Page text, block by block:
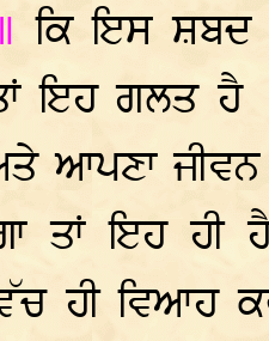
ਕਿ ਇਸ ਸ਼ਬਦ
ਇਹ ਗਲਤ ਹੈ
ਆਪਣਾ
ਤਾਂ ਇਹ
ਹੀ ਵਿਆਹ